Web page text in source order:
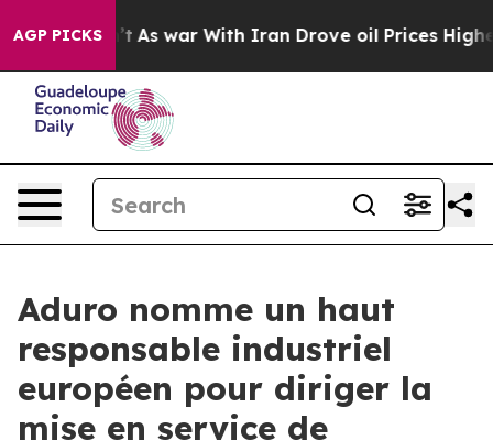
AGP PICKS
As war With Iran Drove oil Prices Higher,
Aduro nomme un haut
responsable industriel
européen pour diriger la
mise en service de